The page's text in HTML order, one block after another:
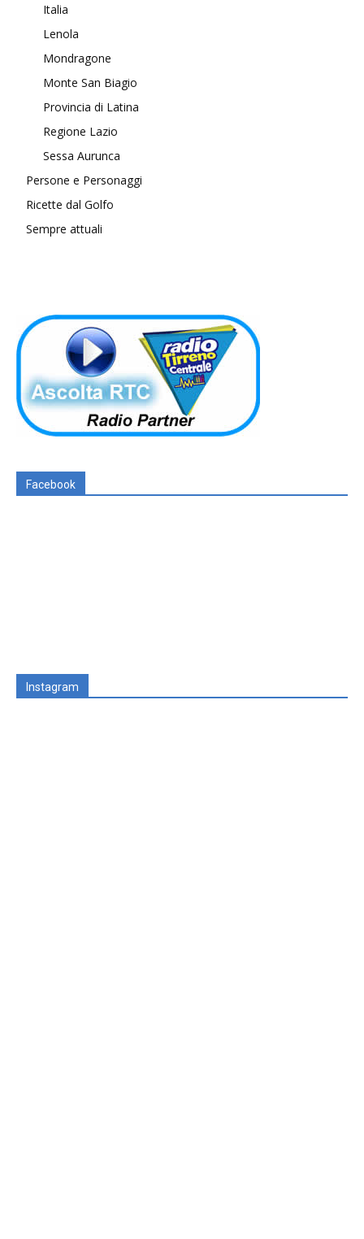
Italia
Lenola
Mondragone
Monte San Biagio
Provincia di Latina
Regione Lazio
Sessa Aurunca
Persone e Personaggi
Ricette dal Golfo
Sempre attuali
Facebook
Instagram